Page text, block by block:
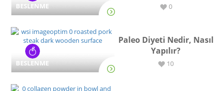
BESLENME 0
BESLENME
Paleo Diyeti Nedir, Nasıl
Yapılır?
10